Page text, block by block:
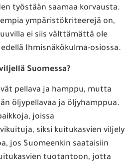
työstään saamaa korvausta.
ympäristökriteerejä on,
ei siis välttämättä ole
Ihmisnäkökulma-osiossa.
Suomessa?
pellava ja hamppu, mutta
öljypellavaa ja öljyhamppua.
joissa
siksi kuitukasvien viljely
jos Suomeenkin saataisiin
tuotantoon, jotta